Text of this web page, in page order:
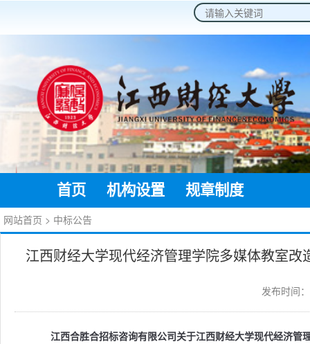
2026年8月8日 星期六
首页 机构设置 规章制度
网站首页 > 中标公告
江西财经大学现代经济管理学院多媒体教室
发布时间
江西合胜合招标咨询有限公司关于江西财经大学现代经济管